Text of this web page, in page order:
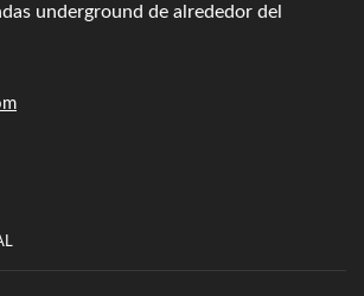
underground de alrededor del